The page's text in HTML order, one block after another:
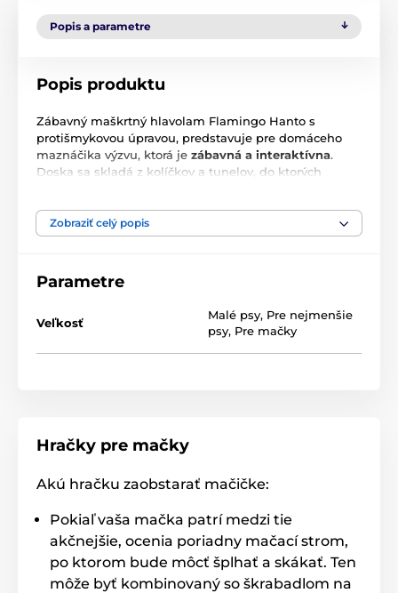
Popis a parametre
Popis produktu
Zábavný maškrtný hlavolam Flamingo Hanto s
protišmykovou úpravou, predstavuje pre domáceho
maznáčika výzvu, ktorá je zábavná a interaktívna.
Doska sa skladá z kolíčkov a tunelov, do ktorých
využije. Pomáha tiež zábavnou formou zahnať nudu a
je možné ju použiť ako pomalé krmítko, ktoré
Rozměr: 28.5cm x 28.5cm x 7cm - ∅ 28.5CM
Technické špecifikácie sa môžu zmeniť bez
predchádzajúceho upozornenia. Obrázky majú len
ilustračný charakter.
Chovateľstvo Hračky
Interaktivní Chytré Hlavolamy
Hračky pre psov Flamingo
Interaktívne hračky pre mačky
Hračky pre mačky Flamingo
Zobraziť celý popis
Parametre
Veľkosť
Malé psy, Pre nejmenšie
psy, Pre mačky
Hračky pre mačky
Akú hračku zaobstarať mačičke:
Pokiaľ vaša mačka patrí medzi tie
akčnejšie, ocenia poriadny mačací strom,
po ktorom bude môcť šplhať a skákať. Ten
môže byť kombinovaný so škrabadlom na